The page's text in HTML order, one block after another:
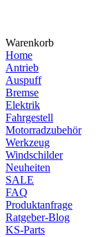
Warenkorb
Home
Antrieb
Auspuff
Bremse
Elektrik
Fahrgestell
Motorradzubehör
Werkzeug
Windschilder
Neuheiten
SALE
FAQ
Produktanfrage
Ratgeber-Blog
KS-Parts